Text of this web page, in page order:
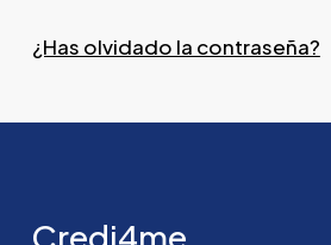
¿Has olvidado la contraseña?
Credi4me